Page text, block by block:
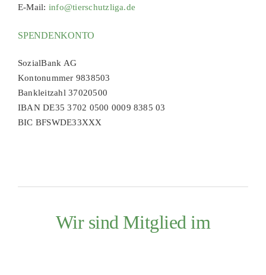
E-Mail: info@tierschutzliga.de
SPENDENKONTO
SozialBank AG
Kontonummer 9838503
Bankleitzahl 37020500
IBAN DE35 3702 0500 0009 8385 03
BIC BFSWDE33XXX
Wir sind Mitglied im